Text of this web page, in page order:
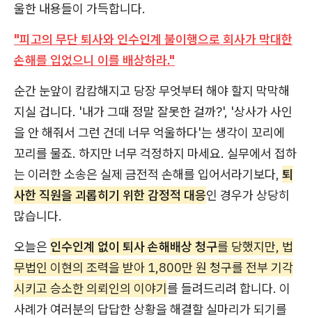
울한 내용들이 가득합니다.
"피고의 무단 퇴사와 인수인계 불이행으로 회사가 막대한
손해를 입었으니 이를 배상하라."
순간 눈앞이 캄캄해지고 당장 무엇부터 해야 할지 막막해
지실 겁니다. '내가 그때 정말 잘못한 걸까?', '상사가 사인
을 안 해줘서 그런 건데 너무 억울하다'는 생각이 꼬리에
꼬리를 물죠. 하지만 너무 걱정하지 마세요. 실무에서 접하
는 이러한 소송은 실제 금전적 손해를 입어서라기보다, 퇴
사한 직원을 괴롭히기 위한 감정적 대응인 경우가 상당히
많습니다.
오늘은 인수인계 없이 퇴사 손해배상 청구를 당했지만, 법
무법인 이현의 조력을 받아 1,800만 원 청구를 전부 기각
시키고 승소한 의뢰인의 이야기를 들려드리려 합니다. 이
사례가 여러분의 답답한 상황을 해결할 실마리가 되기를